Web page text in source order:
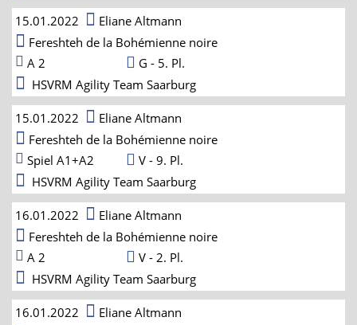
15.01.2022
Eliane Altmann
Fereshteh de la Bohémienne noire
A 2
G - 5. Pl.
HSVRM Agility Team Saarburg
15.01.2022
Eliane Altmann
Fereshteh de la Bohémienne noire
Spiel A1+A2
V - 9. Pl.
HSVRM Agility Team Saarburg
16.01.2022
Eliane Altmann
Fereshteh de la Bohémienne noire
A 2
V - 2. Pl.
HSVRM Agility Team Saarburg
16.01.2022
Eliane Altmann